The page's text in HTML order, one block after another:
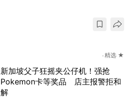
精选 ★
新加坡父子狂摇夹公仔机！强抢
Pokemon卡等奖品 店主报警拒和
解